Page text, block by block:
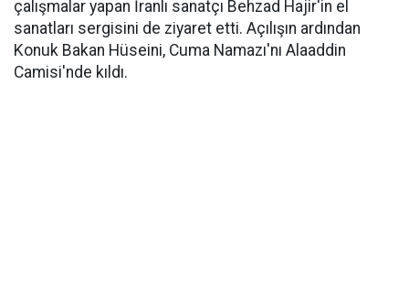
çalışmalar yapan İranlı sanatçı Behzad Hajir'in el
sanatları sergisini de ziyaret etti. Açılışın ardından
Konuk Bakan Hüseini, Cuma Namazı'nı Alaaddin
Camisi'nde kıldı.